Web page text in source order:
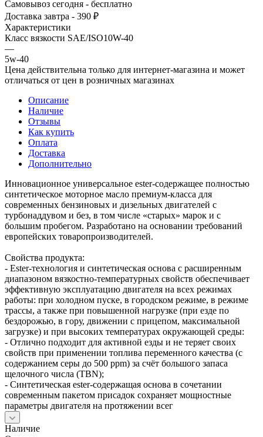
Самовывоз сегодня - бесплатно
Доставка завтра - 390 ₽
Характеристики
Класс вязкости SAE/ISO10W-40
—
5w-40
Цена действительна только для интернет-магазина и может
отличаться от цен в розничных магазинах
Описание
Наличие
Отзывы
Как купить
Оплата
Доставка
Дополнительно
Инновационное универсальное ester-содержащее полностью
синтетическое моторное масло премиум-класса для
современных бензиновых и дизельных двигателей с
турбонаддувом и без, в том числе «старых» марок и с
большим пробегом. Разработано на основании требований
европейских товаропроизводителей.
Свойства продукта:
- Ester-технология и синтетическая основа с расширенным
диапазоном вязкостно-температурных свойств обеспечивает
эффективную эксплуатацию двигателя на всех режимах
работы: при холодном пуске, в городском режиме, в режиме
трассы, а также при повышенной нагрузке (при езде по
бездорожью, в гору, движении с прицепом, максимальной
загрузке) и при высоких температурах окружающей среды:
- Отлично подходит для активной езды и не теряет своих
свойств при применении топлива переменного качества (с
содержанием серы до 500 ppm) за счёт большого запаса
щелочного числа (TBN);
- Синтетическая ester-содержащая основа в сочетании
современным пакетом присадок сохраняет мощностные
параметры двигателя на протяжении всег
Наличие